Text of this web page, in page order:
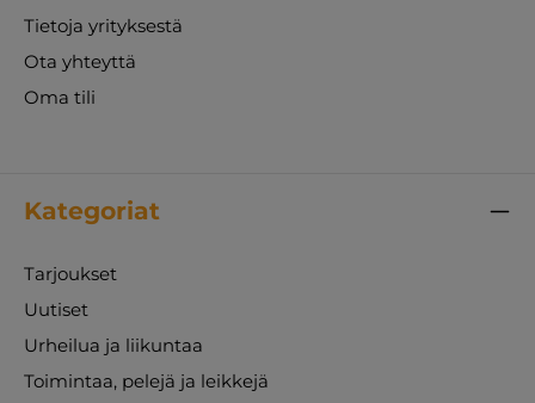
Tietoja yrityksestä
Ota yhteyttä
Oma tili
Kategoriat
Tarjoukset
Uutiset
Urheilua ja liikuntaa
Toimintaa, pelejä ja leikkejä